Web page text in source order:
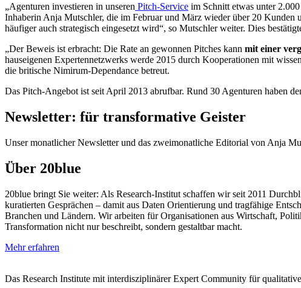
„Agenturen investieren in unseren Pitch-Service im Schnitt etwas unter
Inhaberin Anja Mutschler, die im Februar und März wieder über 20 Kunden
häufiger auch strategisch eingesetzt wird“, so Mutschler weiter. Dies
„Der Beweis ist erbracht: Die Rate an gewonnen Pitches kann mit einer
hauseigenen Expertennetzwerks werde 2015 durch Kooperationen mit
die britische Nimirum-Dependance betreut.
Das Pitch-Angebot ist seit April 2013 abrufbar. Rund 30 Agenturen haben
Newsletter: für transformative Geister
Unser monatlicher Newsletter und das zweimonatliche Editorial von Anja
Über 20blue
20blue bringt Sie weiter: Als Research‑Institut schaffen wir seit 2011
kuratierten Gesprächen – damit aus Daten Orientierung und tragfähige
Branchen und Ländern. Wir arbeiten für Organisationen aus Wirtschaft,
Transformation nicht nur beschreibt, sondern gestaltbar macht.
Mehr erfahren
Das Research Institute mit interdisziplinärer Expert Community für